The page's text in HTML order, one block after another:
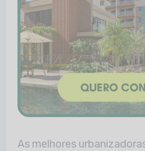
As melhores